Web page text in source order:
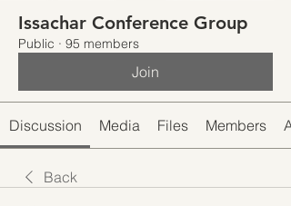
Issachar Conference Group
Public · 95 members
Join
Discussion Media Files Members
Back